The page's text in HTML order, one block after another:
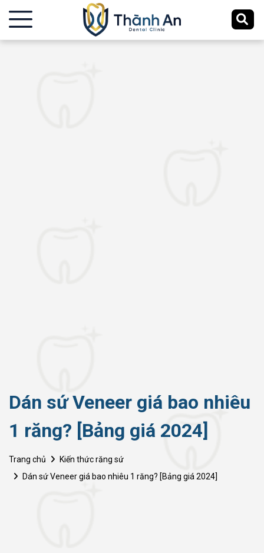
Dán sứ Veneer giá bao nhiêu
1 răng? [Bảng giá 2024]
Trang chủ
Kiến thức răng sứ
Dán sứ Veneer giá bao nhiêu 1 răng? [Bảng giá 2024]